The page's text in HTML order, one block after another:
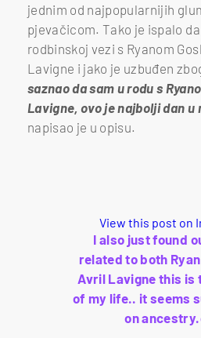
jednim od najpopularnijih
pjevačicom. Tako je ispalo
rodbinskoj vezi s Ryanom
Lavigne i jako je uzbuđen
saznao da sam u rodu s
Lavigne, ovo je najbolji dan u
napisao je u opisu.
View this post on
I also just found
related to both
Avril Lavigne this is
of my life.. it seems
on